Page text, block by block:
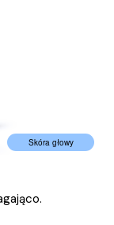
Skóra głowy